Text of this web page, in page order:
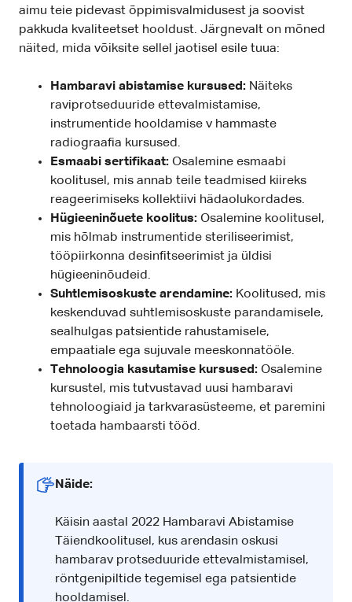
aimu teie pidevast õppimisvalmidusest ja soovist
pakkuda kvaliteetset hooldust. Järgnevalt on mõned
näited, mida võiksite sellel jaotisel esile tuua:
Hambaravi abistamise kursused: Näiteks
raviprotseduuride ettevalmistamise,
instrumentide hooldamise v hammaste
radiograafia kursused.
Esmaabi sertifikaat: Osalemine esmaabi
koolitusel, mis annab teile teadmised kiireks
reageerimiseks kollektiivi hädaolukordades.
Hügieeninõuete koolitus: Osalemine koolitusel,
mis hõlmab instrumentide steriliseerimist,
tööpiirkonna desinfitseerimist ja üldisi
hügieeninõudeid.
Suhtlemisoskuste arendamine: Koolitused, mis
keskenduvad suhtlemisoskuste parandamisele,
sealhulgas patsientide rahustamisele,
empaatiale ega sujuvale meeskonnatööle.
Tehnoloogia kasutamise kursused: Osalemine
kursustel, mis tutvustavad uusi hambaravi
tehnoloogiaid ja tarkvarasüsteeme, et paremini
toetada hambaarsti tööd.
Näide:
Käisin aastal 2022 Hambaravi Abistamise
Täiendkoolitusel, kus arendasin oskusi
hambarav protseduuride ettevalmistamisel,
röntgenipiltide tegemisel ega patsientide
hooldamisel.